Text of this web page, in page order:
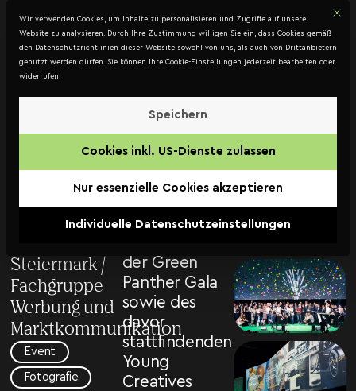
Kontakt
Green
2016
Steiermark,
Steiermark /
Fachgruppe
Werbung und
Marktkommunikation
Event
Fotografie
Die
Jack Coleman
war 2016 für
die
der Green
Panther Gala
sowie des
davor
stattfindenden
Young
Creatives
Mit
DATENSCHUTZ
Wir verwenden Cookies, um Inhalte zu personalisieren und Zugriffe auf unsere
Website zu analysieren. Durch Ihre Zustimmung willigen Sie ein, dass Cookies gemäß
den Datenschutzrichtlinien dieser Website sowohl von uns, als auch von Drittanbietern
genutzt werden dürfen. Sie können Ihre Cookie-Einstellungen jederzeit bearbeiten oder
widerrufen.
Speichern
Cookies inkl. US-Dienste zulassen
Nur essenzielle Cookies akzeptieren
Individuelle Datenschutzeinstellungen